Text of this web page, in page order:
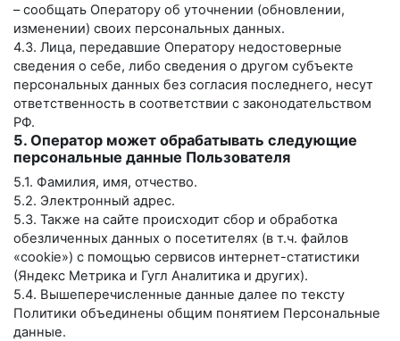
– сообщать Оператору об уточнении (обновлении,
изменении) своих персональных данных.
4.3. Лица, передавшие Оператору недостоверные
сведения о себе, либо сведения о другом субъекте
персональных данных без согласия последнего, несут
ответственность в соответствии с законодательством
РФ.
5. Оператор может обрабатывать следующие
персональные данные Пользователя
5.1. Фамилия, имя, отчество.
5.2. Электронный адрес.
5.3. Также на сайте происходит сбор и обработка
обезличенных данных о посетителях (в т.ч. файлов
«cookie») с помощью сервисов интернет-статистики
(Яндекс Метрика и Гугл Аналитика и других).
5.4. Вышеперечисленные данные далее по тексту
Политики объединены общим понятием Персональные
данные.